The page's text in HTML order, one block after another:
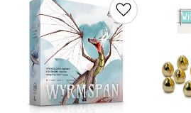
Lägg till i